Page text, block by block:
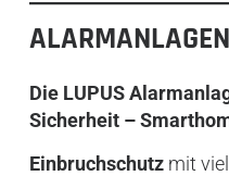
Die LUPUS
Sicherheit –
Einbruchschutz mit